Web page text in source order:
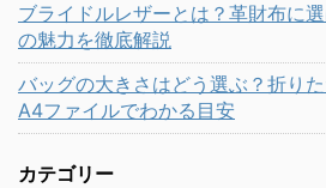
ブライドルレザーとは？革財布に
の魅力を徹底解説
バッグの大きさはどう選ぶ？折り
A4ファイルでわかる目安
カテゴリー